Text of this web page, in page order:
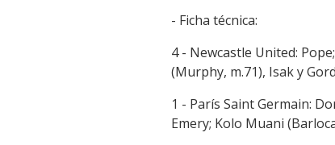
- Ficha técnica:
4 - Newcastle United:
(Murphy, m.71), Isak y
1 - París Saint Germain:
Emery; Kolo Muani